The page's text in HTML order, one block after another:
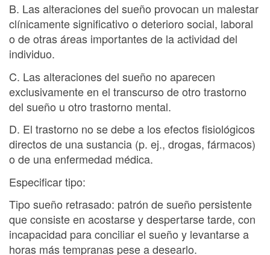
B. Las alteraciones del sueño provocan un malestar
clínicamente significativo o deterioro social, laboral
o de otras áreas importantes de la actividad del
individuo.
C. Las alteraciones del sueño no aparecen
exclusivamente en el transcurso de otro trastorno
del sueño u otro trastorno mental.
D. El trastorno no se debe a los efectos fisiológicos
directos de una sustancia (p. ej., drogas, fármacos)
o de una enfermedad médica.
Especificar tipo:
Tipo sueño retrasado: patrón de sueño persistente
que consiste en acostarse y despertarse tarde, con
incapacidad para conciliar el sueño y levantarse a
horas más tempranas pese a desearlo.